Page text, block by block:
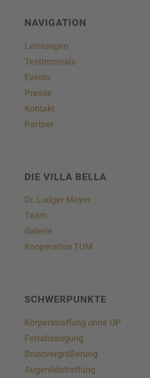
Platform
NAVIGA­TION
Leistun­gen
Testi­mo­ni­als
Events
Presse
Kontakt
Partner
DIE VILLA BELLA
Dr. Ludger Meyer
Team
Galerie
Koope­ra­tion TUM
SCHWER­PUNKTE
Körper­straf­fung ohne OP
Fettab­sau­gung
Brust­ver­grö­ße­rung
Augen­lid­s­traf­fung